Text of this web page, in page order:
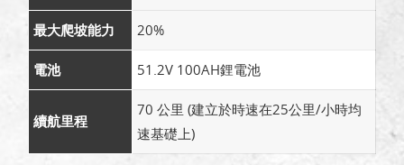
最大爬坡能力 20%
電池 51.2V 100AH鋰電池
續航里程
70 公里 (建立於時速在25公里/小時均
速基礎上)